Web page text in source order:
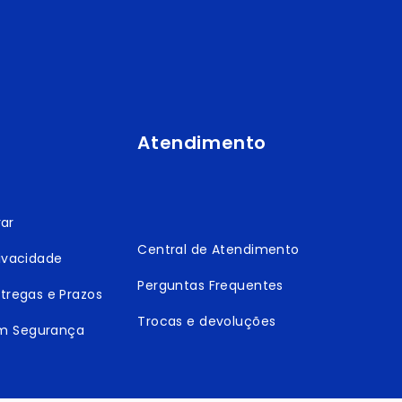
e Prazos
Segurança
Atendimento
Central de Atendimento
Perguntas Frequentes
Trocas e devoluções